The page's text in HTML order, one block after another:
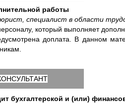
работы
специалист в области
который выполняет
доплата. В данном
бухгалтерской и (или)